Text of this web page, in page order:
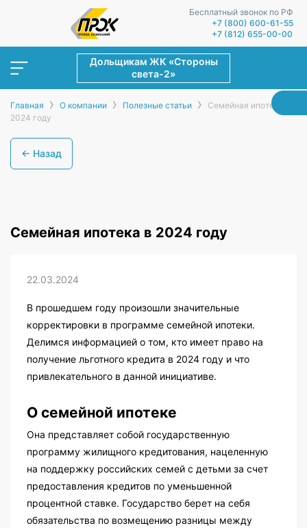
Бесплатный звонок по РФ
+7 (800) 600-61-55
+7 (812) 655-00-00
Дольщикам ЖК «Стороны
света-2»
Главная › О компании › Полезные статьи ›
Семейная ипотека в
2024 году
← Назад
Семейная ипотека в 2024 году
22.03.2024
В прошедшем году произошли значительные
корректировки в программе семейной ипотеки.
Делимся информацией о том, кто имеет право на
получение льготного кредита в 2024 году и что
привлекательного в данной инициативе.
О семейной ипотеке
Она представляет собой государственную
программу жилищного кредитования, нацеленную
на поддержку российских семей с детьми за счет
предоставления кредитов по уменьшенной
процентной ставке. Государство берет на себя
обязательства по возмещению разницы между